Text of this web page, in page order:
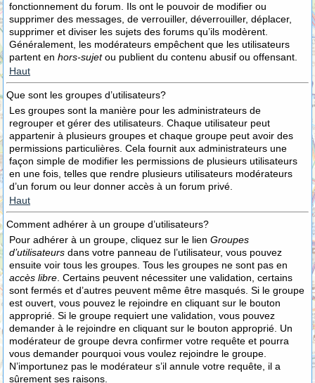
fonctionnement du forum. Ils ont le pouvoir de modifier ou
supprimer des messages, de verrouiller, déverrouiller, déplacer,
supprimer et diviser les sujets des forums qu’ils modèrent.
Généralement, les modérateurs empêchent que les utilisateurs
partent en hors-sujetou publient du contenu abusif ou offensant.
Haut
Que sont les groupes d’utilisateurs?
Les groupes sont la manière pour les administrateurs de
regrouper et gérer des utilisateurs. Chaque utilisateur peut
appartenir à plusieurs groupes et chaque groupe peut avoir des
permissions particulières. Cela fournit aux administrateurs une
façon simple de modifier les permissions de plusieurs utilisateurs
en une fois, telles que rendre plusieurs utilisateurs modérateurs
d’un forum ou leur donner accès à un forum privé.
Haut
Comment adhérer à un groupe d’utilisateurs?
Pour adhérer à un groupe, cliquez sur le lien Groupes
d’utilisateurs dans votre panneau de l’utilisateur, vous pouvez
ensuite voir tous les groupes. Tous les groupes ne sont pas en
accès libre . Certains peuvent nécessiter une validation, certains
sont fermés et d’autres peuvent même être masqués. Si le groupe
est ouvert, vous pouvez le rejoindre en cliquant sur le bouton
approprié. Si le groupe requiert une validation, vous pouvez
demander à le rejoindre en cliquant sur le bouton approprié. Un
modérateur de groupe devra confirmer votre requête et pourra
vous demander pourquoi vous voulez rejoindre le groupe.
N’importunez pas le modérateur s’il annule votre requête, il a
sûrement ses raisons.